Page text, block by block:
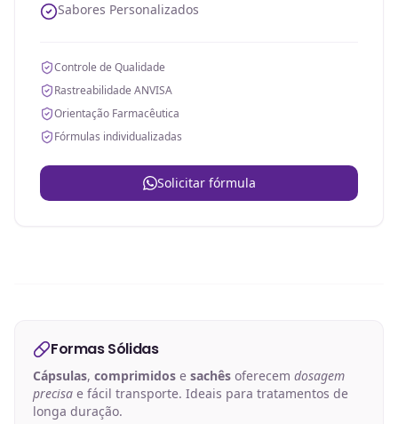
Sabores Personalizados
Controle de Qualidade
Rastreabilidade ANVISA
Orientação Farmacêutica
Fórmulas individualizadas
Solicitar fórmula
Formas Sólidas
Cápsulas, comprimidos e sachês oferecem dosagem
precisa e fácil transporte. Ideais para tratamentos de
longa duração.